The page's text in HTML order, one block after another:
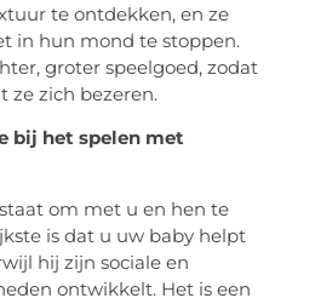
te ontdekken, en ze
in hun mond te stoppen.
groter speelgoed, zodat
ze zich bezeren.
bij het spelen met
om met u en hen te
is dat u uw baby helpt
hij zijn sociale en
ontwikkelt. Het is een